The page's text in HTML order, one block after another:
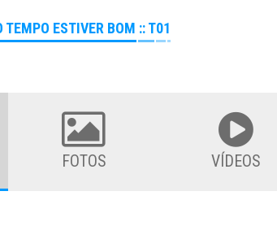
TEMPO ESTIVER BOM :: T01
FOTOS VÍDEOS